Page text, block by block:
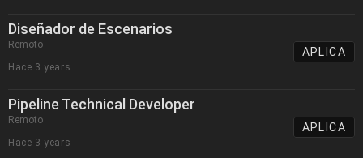
Diseñador de Escenarios
Remoto
Hace 3 years
APLICA
Pipeline Technical Developer
Remoto
Hace 3 years
APLICA